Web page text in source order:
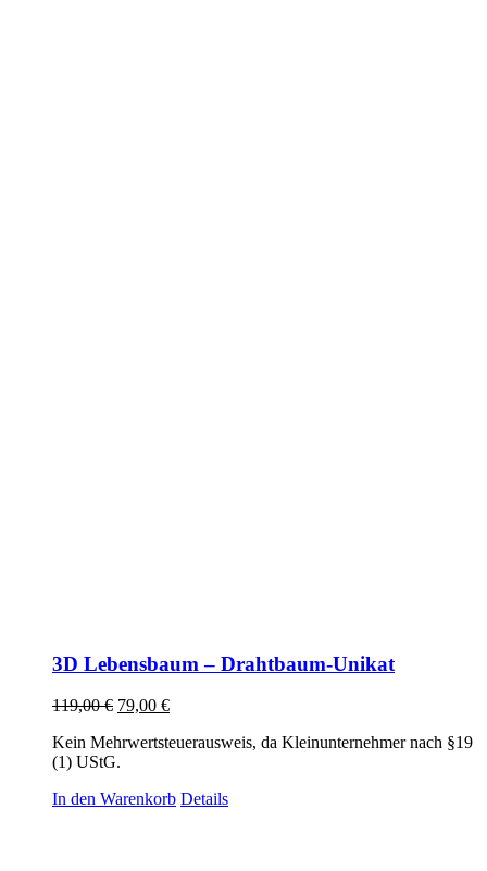
3D Lebensbaum – Drahtbaum-Unikat
119,00€ Ursprünglicher
war:
119,00 €
79,00 €Aktueller
ist:
Kein Mehrwertsteuerausweis, da Kleinunternehmer nach §19
(1) UStG.
In den Warenkorb Details